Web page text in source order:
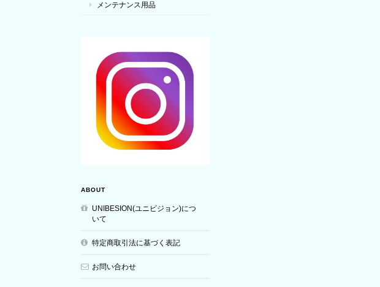
メンテナンス用品
ABOUT
UNIBESION(ユニビジョン)につ
いて
特定商取引法に基づく表記
お問い合わせ